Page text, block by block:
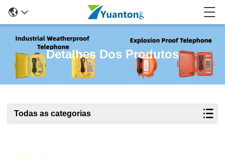
Detalhes Dos Produtos
Todas as categorias